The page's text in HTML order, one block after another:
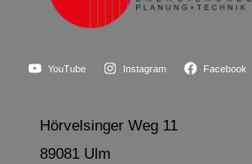
YouTube Instagram Facebook
Hörvelsinger Weg 11
89081 Ulm